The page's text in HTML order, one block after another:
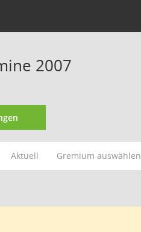
2007
Aktuell Gremium auswählen